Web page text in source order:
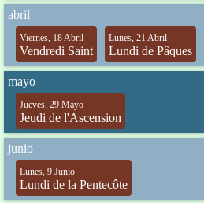
abril
Viernes, 18 Abril
Vendredi Saint
Lunes, 21 Abril
Lundi de Pâques
mayo
Jueves, 29 Mayo
Jeudi de l'Ascension
junio
Lunes, 9 Junio
Lundi de la Pentecôte